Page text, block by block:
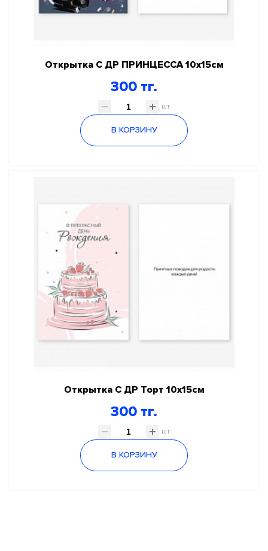
Открытка С ДР ПРИНЦЕССА 10х15см
300 тг.
шт
В КОРЗИНУ
Открытка С ДР Торт 10х15см
300 тг.
шт
В КОРЗИНУ